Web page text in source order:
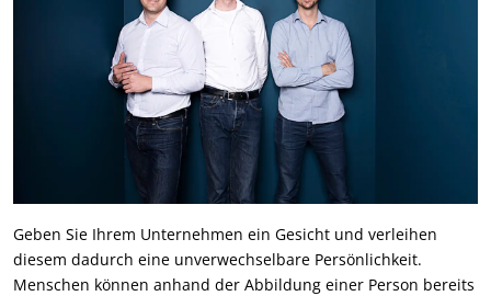
Geben Sie Ihrem Unternehmen ein Gesicht und verleihen
diesem dadurch eine unverwechselbare Persönlichkeit.
Menschen können anhand der Abbildung einer Person bereits